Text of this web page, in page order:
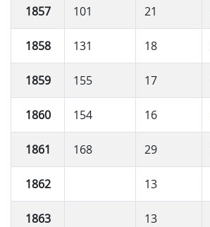
1857 101 21
1858 131 18
1859 155 17
1860 154 16
1861 168 29
1862 13
1863 13